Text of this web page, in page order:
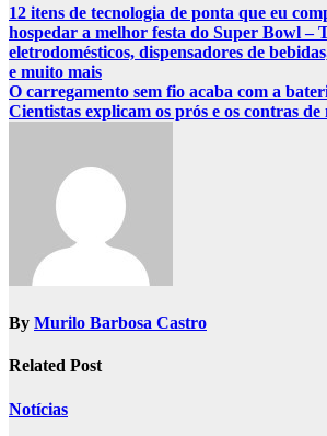
Post
navigation
12 itens de tecnologia de ponta que eu
hospedar a melhor festa do Super Bowl –
eletrodomésticos, dispensadores de
e muito mais
O carregamento sem fio acaba com a
Cientistas explicam os prós e os contras de
By Murilo Barbosa Castro
Related Post
Notícias